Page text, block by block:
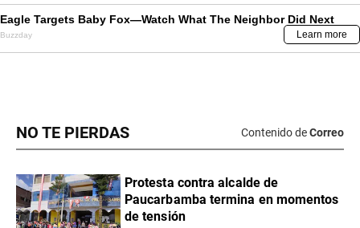
NO TE PIERDAS Contenido deCorreo
Protesta contra alcalde de
Paucarbamba termina en momentos
de tensión